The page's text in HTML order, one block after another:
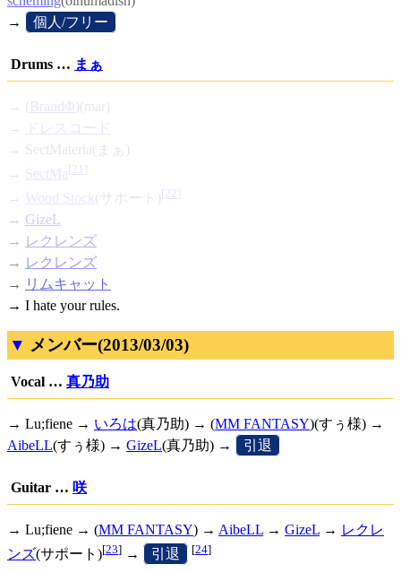
→
個人/フリー
Drums … まぁ
→ ( BrandΦ )(mar)
→
ドレスコード
→ SectMateria(まぁ)
→ SectMa[ 21
→ Wood Stock(サポート)[
→ GizeL
→ レクレンズ
→ レクレンズ
→ リムキャット
→ I hate your rules.
メンバー(2013/03/03)
Vocal … 真乃助
→ Lu;fiene → いろは(真乃助) → (MM FANTASY)(すぅ様) →
AibeLL(すぅ様) → GizeL(真乃助) → 引退
Guitar … 咲
→ Lu;fiene → (MM FANTASY) → AibeLL → GizeL → レクレ
ンズ(サポート)[23] → 引退 [24]